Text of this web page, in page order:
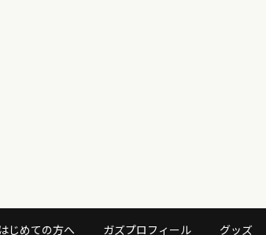
じめての方へ ガズプロフィール グッズ